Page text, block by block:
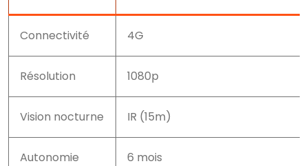
Connectivité 4G
Résolution 1080p
Vision nocturne IR (15m)
Autonomie 6 mois